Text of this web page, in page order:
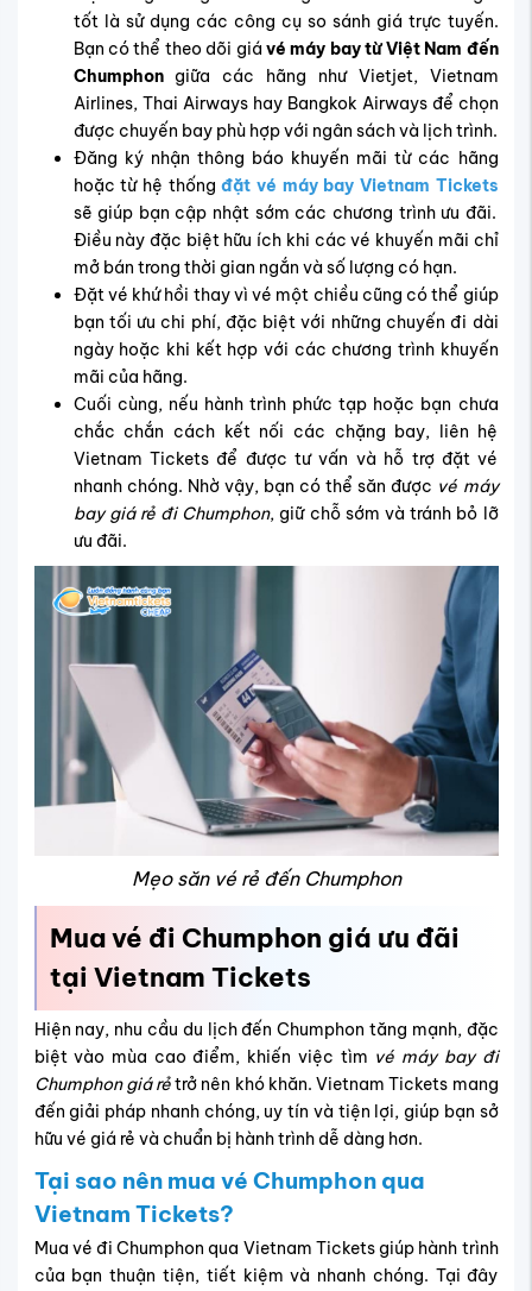
tốt là sử dụng các công cụ so sánh giá trực tuyến.
Bạn có thể theo dõi giá vé máy bay từ Việt Nam đến
Chumphongiữa các hãng như Vietjet, Vietnam
Airlines, Thai Airways hay Bangkok Airways để chọn
được chuyến bay phù hợp với ngân sách và lịch trình.
Đăng ký nhận thông báo khuyến mãi từ các hãng
hoặc từ hệ thốngđặt vé máy bay Vietnam Tickets
sẽ giúp bạn cập nhật sớm các chương trình ưu đãi.
Điều này đặc biệt hữu ích khi các vé khuyến mãi chỉ
mở bán trong thời gian ngắn và số lượng có hạn.
Đặt vé khứ hồi thay vì vé một chiều cũng có thể giúp
bạn tối ưu chi phí, đặc biệt với những chuyến đi dài
ngày hoặc khi kết hợp với các chương trình khuyến
mãi của hãng.
Cuối cùng, nếu hành trình phức tạp hoặc bạn chưa
chắc chắn cách kết nối các chặng bay, liên hệ
Vietnam Tickets để được tư vấn và hỗ trợ đặt vé
nhanh chóng. Nhờ vậy, bạn có thể săn được vé máy
bay giá rẻ đi Chumphon, giữ chỗ sớm và tránh bỏ lỡ
ưu đãi.
Mẹo săn vé rẻ đến Chumphon
Mua vé đi Chumphon giá ưu đãi
tại Vietnam Tickets
Hiện nay, nhu cầu du lịch đến Chumphon tăng mạnh, đặc
biệt vào mùa cao điểm, khiến việc tìm vé máy bay đi
Chumphon giá rẻtrở nên khó khăn. Vietnam Tickets mang
đến giải pháp nhanh chóng, uy tín và tiện lợi, giúp bạn sở
hữu vé giá rẻ và chuẩn bị hành trình dễ dàng hơn.
Tại sao nên mua vé Chumphon qua
Vietnam Tickets?
Mua vé đi Chumphon qua Vietnam Tickets giúp hành trình
của bạn thuận tiện, tiết kiệm và nhanh chóng. Tại đây